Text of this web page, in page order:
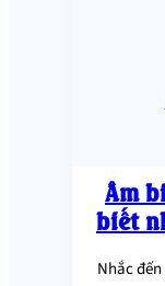
Âm
biết
Nhắc